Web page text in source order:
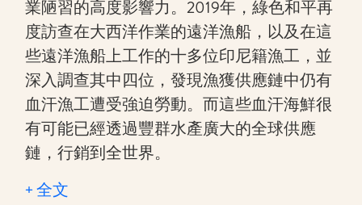
業陋習的高度影響力。2019年，綠色和平再
度訪查在大西洋作業的遠洋漁船，以及在這
些遠洋漁船上工作的十多位印尼籍漁工，並
深入調查其中四位，發現漁獲供應鏈中仍有
血汗漁工遭受強迫勞動。而這些血汗海鮮很
有可能已經透過豐群水產廣大的全球供應
鏈，行銷到全世界。
+ 全文